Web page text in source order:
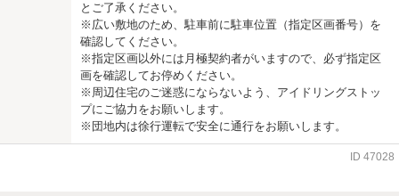
とご了承ください。
※広い敷地のため、駐車前に駐車位置（指定区画番号）を
確認してください。
※指定区画以外には月極契約者がいますので、必ず指定区
画を確認してお停めください。
※周辺住宅のご迷惑にならないよう、アイドリングストッ
プにご協力をお願いします。
※団地内は徐行運転で安全に通行をお願いします。
ID 47028